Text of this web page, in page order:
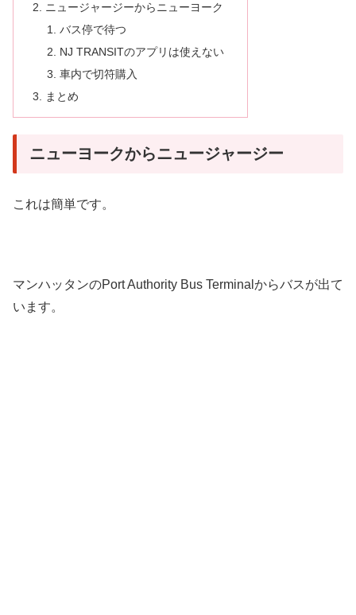
ニュージャージーからニューヨーク
バス停で待つ
NJ TRANSITのアプリは使えない
車内で切符購入
まとめ
ニューヨークからニュージャージー
これは簡単です。
マンハッタンのPort Authority Bus Terminalからバスが出て
います。